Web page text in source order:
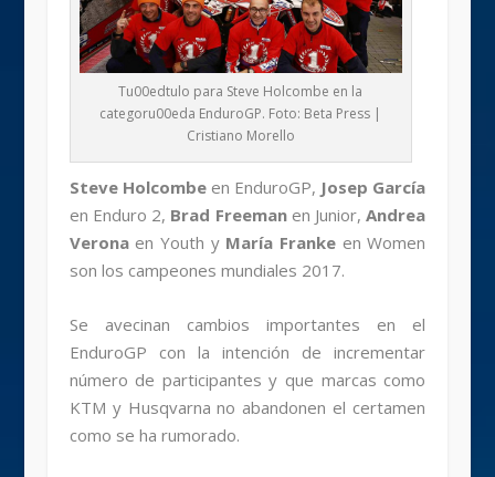
Tu00edtulo para Steve Holcombe en la
categoru00eda EnduroGP. Foto: Beta Press |
Cristiano Morello
Steve Holcombeen EnduroGP, Josep García
en Enduro 2, Brad Freemanen Junior,Andrea
Veronaen Youth yMaría Franke en Women
son los campeones mundiales 2017.
Se avecinan cambios importantes en el
EnduroGP con la intención de incrementar
número de participantes y que marcas como
KTM y Husqvarna no abandonen el certamen
como se ha rumorado.